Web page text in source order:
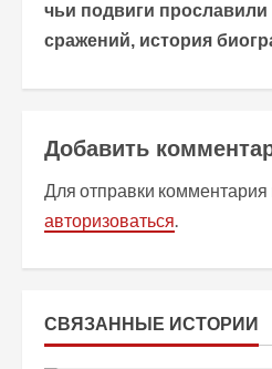
л
т
ь
е
чьи подвиги
сражений, история
Добавить
Для отправки
авторизоваться.
СВЯЗАННЫЕ ИСТОРИИ